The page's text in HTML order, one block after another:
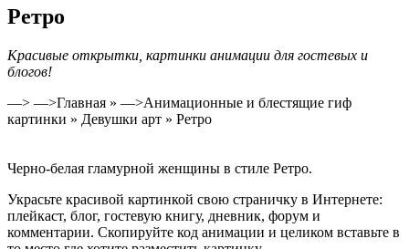
Ретро
Красивые открытки, картинки анимации для гостевых и
блогов!
—> —>Главная » —>Анимационные и блестящие гиф
картинки » Девушки арт » Ретро
Черно-белая гламурной женщины в стиле Ретро.
Украсьте красивой картинкой свою страничку в Интернете:
плейкаст, блог, гостевую книгу, дневник, форум и
комментарии. Скопируйте код анимации и целиком вставьте в